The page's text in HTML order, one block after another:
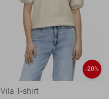
-20%
Vila T-shirt